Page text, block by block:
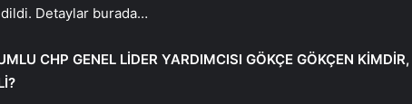
Detaylar burada…
CHP GENEL LİDER YARDIMCISI GÖKÇE GÖKÇEN KİMDİR,